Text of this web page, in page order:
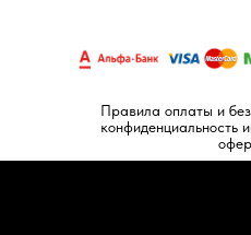
Правила оплаты и
конфиденциальность